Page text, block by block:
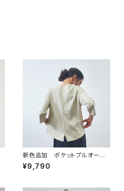
新色追加 ポケットプルオーバ
ー【43163】
¥9,790